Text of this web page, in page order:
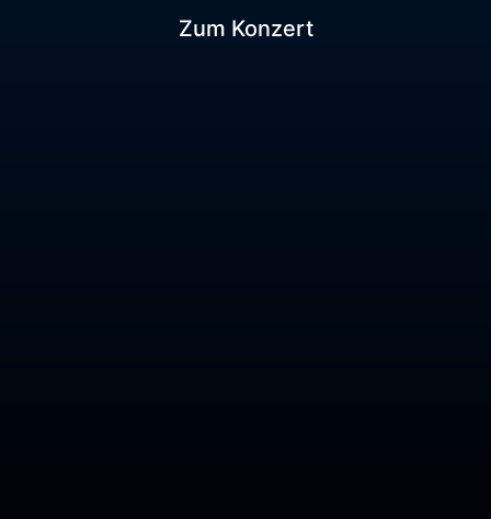
Zum Konzert